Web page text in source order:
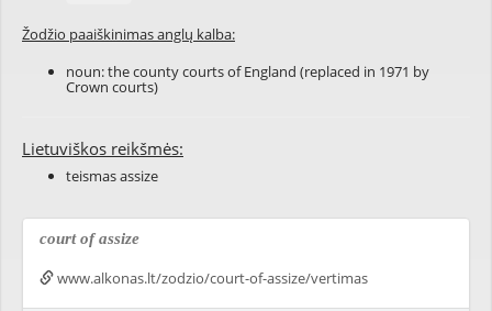
Žodžio paaiškinimas anglų kalba:
noun: the county courts of England (replaced in 1971 by
Crown courts)
Lietuviškos reikšmės:
teismas assize
court of assize
www.alkonas.lt/zodzio/court-of-assize/vertimas